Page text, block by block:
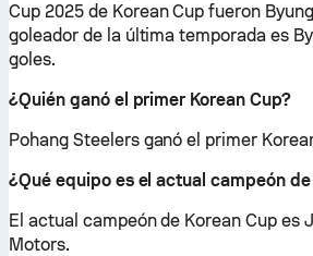
Cup 2025 de Korean Cup fueron
goleador de la última temporada es
goles.
¿Quién ganó el primer Korean Cup?
Pohang Steelers ganó el primer
¿Qué equipo es el actual campeón de
El actual campeón de Korean Cup es
Motors.